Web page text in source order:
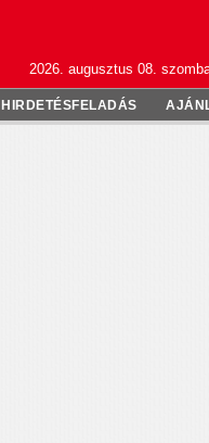
2026. augusztus 08.
HIRDETÉSFELADÁS